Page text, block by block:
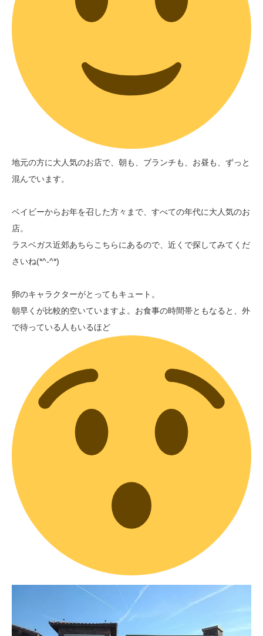
地元の方に大人気のお店で、朝も、ブランチも、お昼も、ずっと
混んでいます。
ベイビーからお年を召した方々まで、すべての年代に大人気のお
店。
ラスベガス近郊あちらこちらにあるので、近くで探してみてくだ
さいね(*^-^*)
卵のキャラクターがとってもキュート。
朝早くが比較的空いていますよ。お食事の時間帯ともなると、外
で待っている人もいるほど